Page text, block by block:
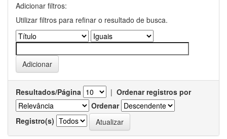
Adicionar filtros:
Utilizar filtros para refinar o resultado de busca.
Resultados/Página | Ordenar registros por
Ordenar
Registro(s)